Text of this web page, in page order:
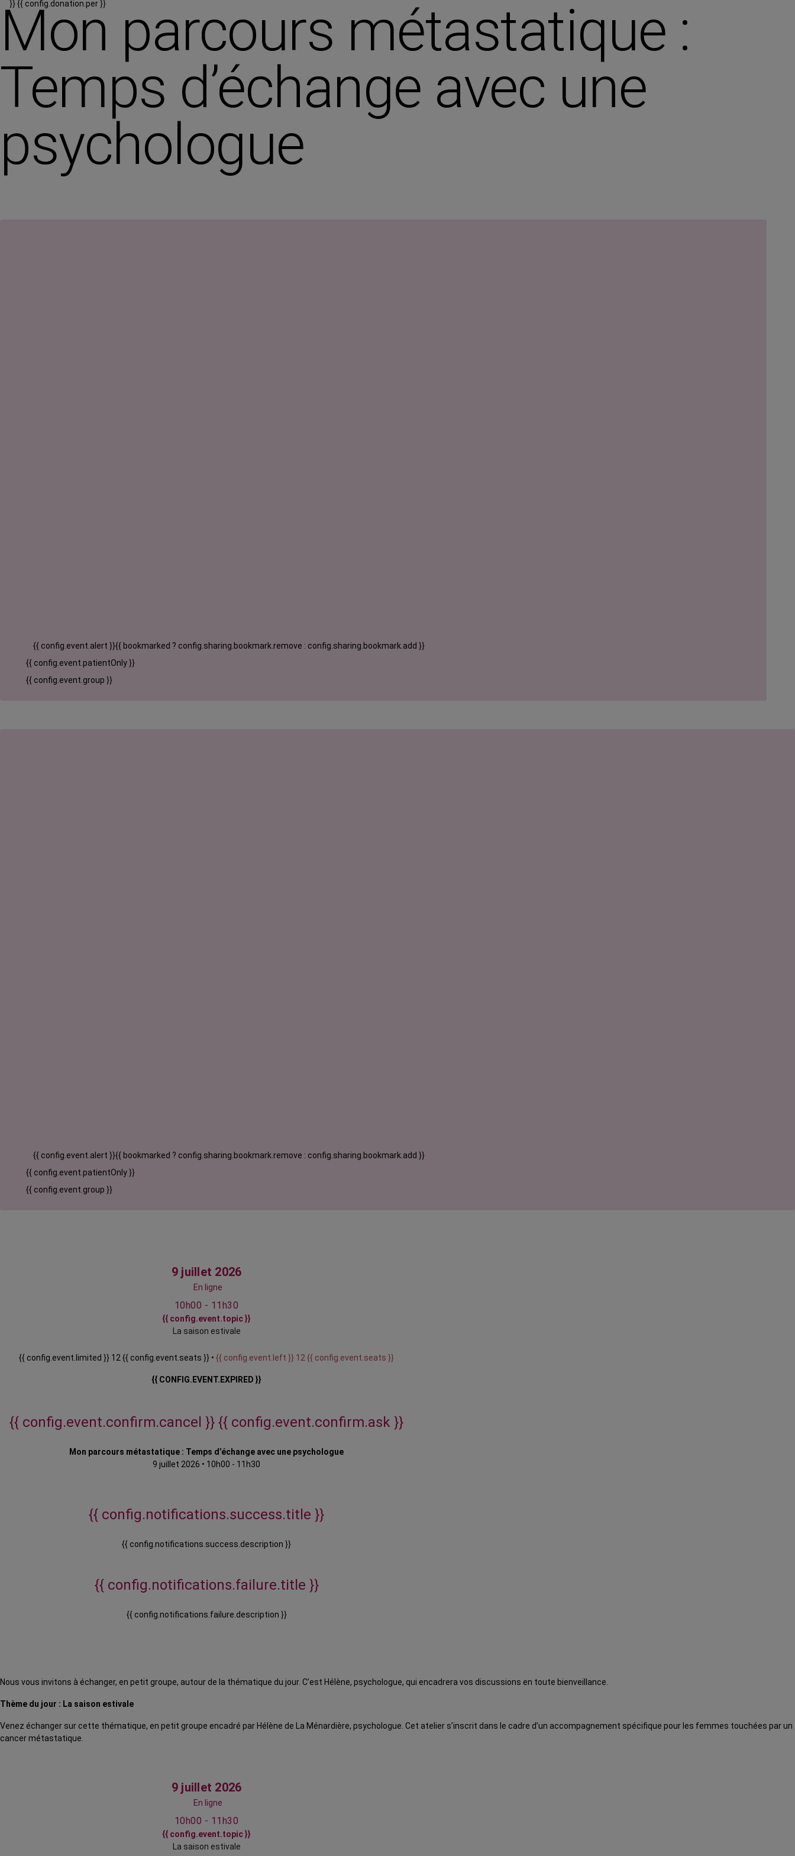
}}{{ config.donation.per }}
Mon parcours métastatique :
Temps d’échange avec une
psychologue
{{ config.event.alert }}{{ bookmarked ? config.sharing.bookmark.remove : config.sharing.bookmark.add }}
{{ config.event.patientOnly }}
{{ config.event.group }}
{{ config.event.alert }}{{ bookmarked ? config.sharing.bookmark.remove : config.sharing.bookmark.add }}
{{ config.event.patientOnly }}
{{ config.event.group }}
9 juillet 2026
En ligne
10h00 - 11h30
{{ config.event.topic }}
La saison estivale
{{ config.event.limited }} 12 {{ config.event.seats }} • {{ config.event.left }} 12 {{ config.event.seats }}
{{ CONFIG.EVENT.EXPIRED }}
{{ config.event.confirm.cancel }} {{ config.event.confirm.ask }}
Mon parcours métastatique : Temps d’échange avec une psychologue
9 juillet 2026 • 10h00 - 11h30
{{ config.notifications.success.title }}
{{ config.notifications.success.description }}
{{ config.notifications.failure.title }}
{{ config.notifications.failure.description }}
Nous vous invitons à échanger, en petit groupe, autour de la thématique du jour. C’est Hélène, psychologue, qui encadrera vos discussions en toute bienveillance.
Thème du jour : La saison estivale
Venez échanger sur cette thématique, en petit groupe encadré par Hélène de La Ménardière, psychologue. Cet atelier s’inscrit dans le cadre d’un accompagnement spécifique pour les femmes touchées par un
cancer métastatique.
9 juillet 2026
En ligne
10h00 - 11h30
{{ config.event.topic }}
La saison estivale